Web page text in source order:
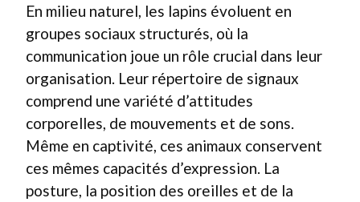
En milieu naturel, les lapins évoluent en
groupes sociaux structurés, où la
communication joue un rôle crucial dans leur
organisation. Leur répertoire de signaux
comprend une variété d’attitudes
corporelles, de mouvements et de sons.
Même en captivité, ces animaux conservent
ces mêmes capacités d’expression. La
posture, la position des oreilles et de la